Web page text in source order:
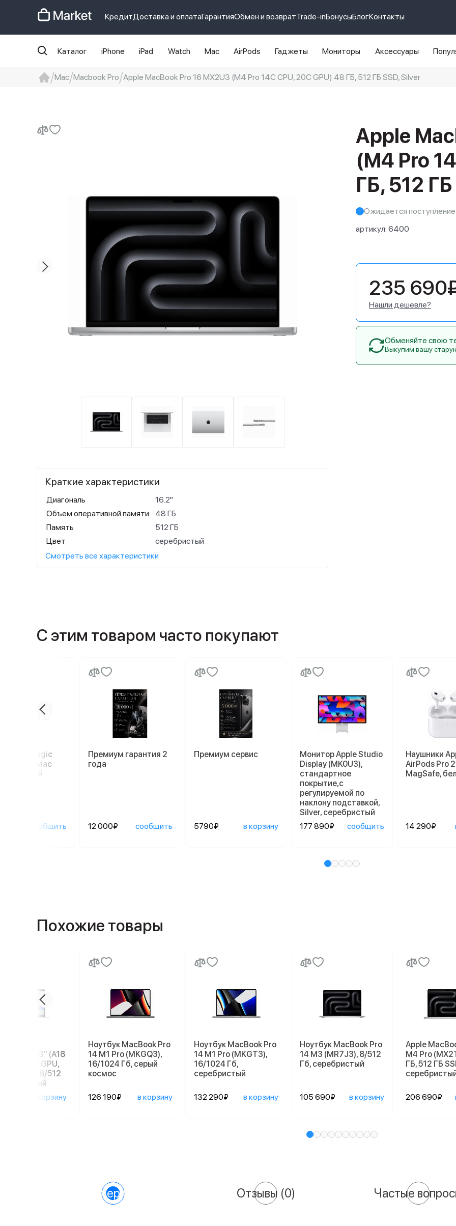
КредитДоставка и оплатаГарантияОбмен и возвратTrade-inБонусыБлогКонтакты
Каталог iPhone iPad Watch Mac AirPods Гаджеты Мониторы Аксессуары
Mac Macbook Pro Apple MacBook Pro 16 MX2U3 (M4 Pro 14C CPU, 20C GPU) 48 ГБ, 512 ГБ SSD, Silver
Apple
(M4 Pro
ГБ, 512
Ожидается поступление
артикул: 6400
Краткие характеристики
Диагональ
16.2"
Объем оперативной памяти
48 ГБ
Память
512 ГБ
Цвет
серебристый
Смотреть все характеристики
235
Нашли дешевле?
Обменяйте свою
Выкупим вашу
С этим товаром часто покупают
Magic
для Mac
белый
сообщить
Премиум гарантия 2
года
12 000₽ сообщить
Премиум сервис
5790₽ в корзину
Монитор Apple Studio
Display (MK0U3),
стандартное
покрытие,с
регулируемой по
наклону подставкой,
Silver, серебристый
177 890₽
сообщить
Наушники
AirPods Pro 2
MagSafe,
14 290₽
Похожие товары
Neo 13" (A18
СPU/5С GPU,
MHFC4, 8/512
в корзину
Ноутбук MacBook Pro
14 M1 Pro (MKGQ3),
16/1024 Гб, серый
космос
126 190₽ в корзину
Ноутбук MacBook Pro
14 M1 Pro (MKGT3),
16/1024 Гб,
серебристый
132 290₽ в корзину
Ноутбук MacBook Pro
14 M3 (MR7J3), 8/512
Гб, серебристый
105 690₽ в корзину
Apple
M4 Pro
ГБ, 512 ГБ
206 690₽
Характеристики Отзывы (0) Частые